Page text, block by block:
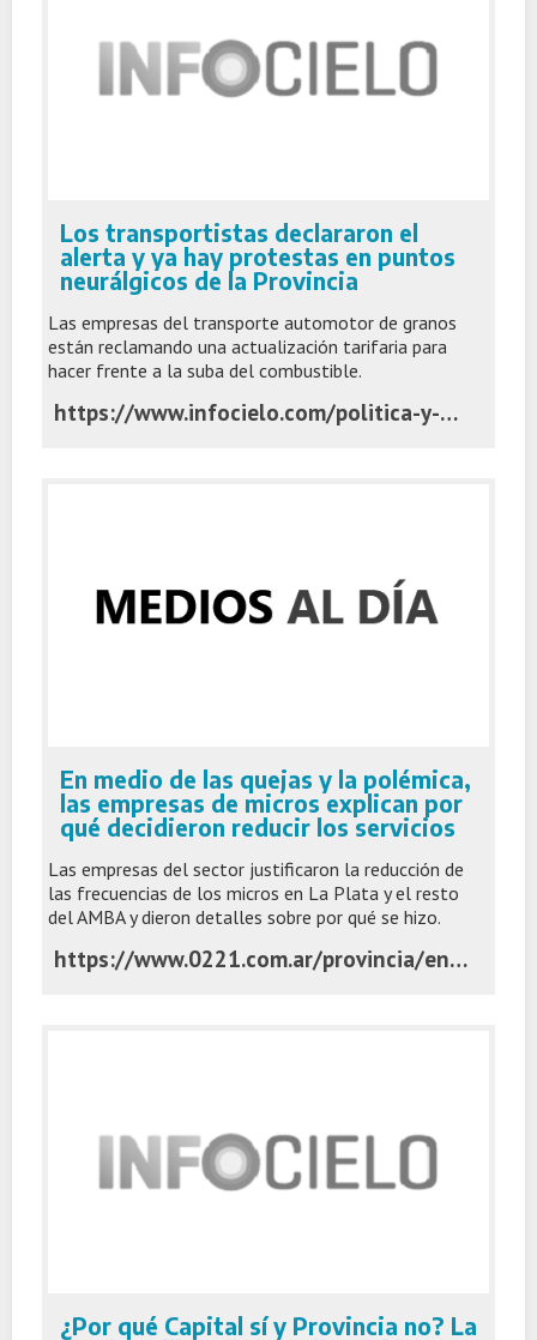
Los transportistas declararon el
alerta y ya hay protestas en puntos
neurálgicos de la Provincia
Las empresas del transporte automotor de granos
están reclamando una actualización tarifaria para
hacer frente a la suba del combustible.
https://www.infocielo.com/politica-y-economia/los-transportistas-declararon-el-alerta-y-ya-hay-protestas-en-puntos-neuralgicos
En medio de las quejas y la polémica,
las empresas de micros explican por
qué decidieron reducir los servicios
Las empresas del sector justificaron la reducción de
las frecuencias de los micros en La Plata y el resto
del AMBA y dieron detalles sobre por qué se hizo.
https://www.0221.com.ar/provincia/en-medio-las-quejas-y-la-polemica-las-empresas-micros-explican-que-decidieron-reducir-los-servicios-n126134
¿Por qué Capital sí y Provincia no? La